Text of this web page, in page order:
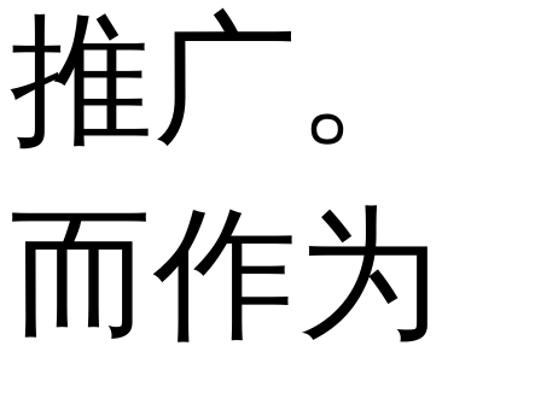
推广。
而作为